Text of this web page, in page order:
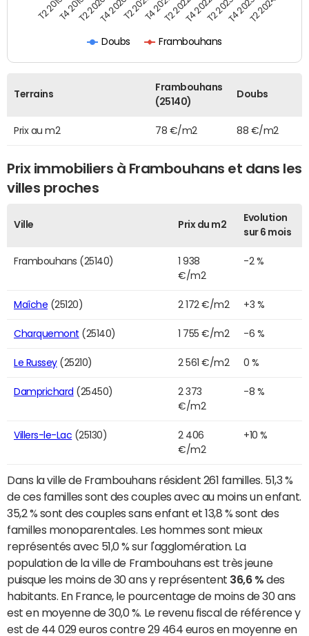
Doubs Frambouhans
T2 2019T4 2019T2 2020T4 2020T2 2021T4 2021T2 2022T4 2022T2 2023T4 2023T2 2024
Terrains
Frambouhans
(25140)
Doubs
Prix au m2 78 €/m2 88 €/m2
Prix immobiliers à Frambouhans et dans les
villes proches
Ville Prix du m2
Evolution
sur 6 mois
Frambouhans (25140)
1 938
€/m2
-2 %
Maîche (25120) 2 172 €/m2 +3 %
Charquemont (25140) 1 755 €/m2 -6 %
Le Russey(25210) 2 561 €/m2 0 %
Damprichard (25450)
2 373
€/m2
-8 %
Villers-le-Lac (25130)
2 406
€/m2
+10 %
Dans la ville de Frambouhans résident 261 familles. 51,3 %
de ces familles sont des couples avec au moins un enfant.
35,2 % sont des couples sans enfant et 13,8 % sont des
familles monoparentales. Les hommes sont mieux
représentés avec 51,0 % sur l'agglomération. La
population de la ville de Frambouhans est très jeune
puisque les moins de 30 ans y représentent 36,6 % des
habitants. En France, le pourcentage de moins de 30 ans
est en moyenne de 30,0 %. Le revenu fiscal de référence y
est de 44 029 euros contre 29 464 euros en moyenne en